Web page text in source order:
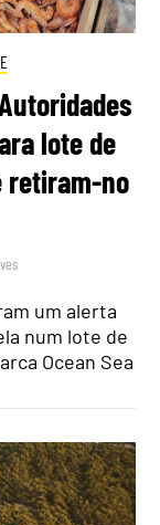
lote de
retiram-no
um alerta
num lote de
Ocean Sea